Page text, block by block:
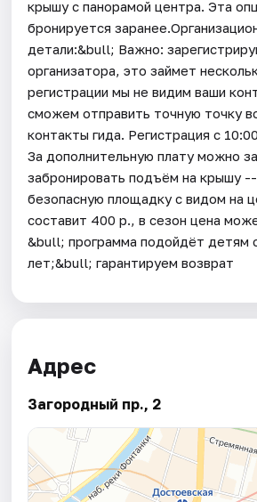
крышу с панорамой центра. Эта
бронируется
детали:&bull; Важно:
организатора, это займет
регистрации мы не видим ваши
сможем отправить точную точку
контакты гида. Регистрация с
За дополнительную плату можно
забронировать подъём на крышу --
безопасную площадку с видом на
составит 400 р., в сезон цена
&bull; программа подойдёт детям
лет;&bull; гарантируем возврат
Адрес
Загородный пр., 2